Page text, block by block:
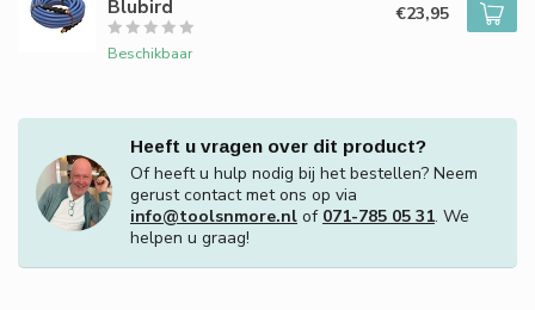
Blubird
Beschikbaar
€23,95
Heeft u vragen over dit product?
Of heeft u hulp nodig bij het bestellen? Neem
gerust contact met ons op via
info@toolsnmore.nl of 071-785 05 31. We
helpen u graag!